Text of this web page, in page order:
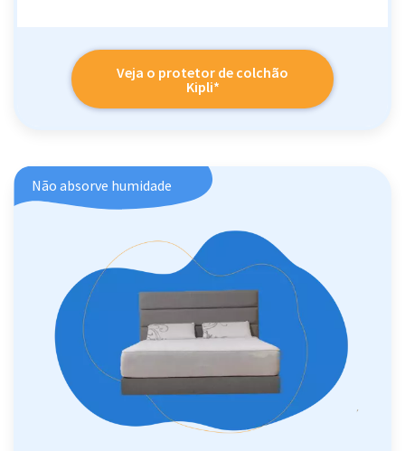
Veja o protetor de colchão
Kipli*
Não absorve humidade